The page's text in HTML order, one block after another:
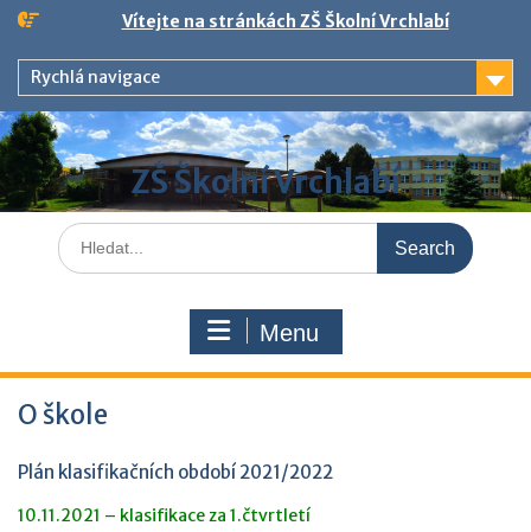
Skip
content
Vítejte na stránkách ZŠ Školní Vrchlabí
Rychlá navigace
ZŠ Školní Vrchlabí
Search
for:
Menu
O škole
Plán klasifikačních období 2021/2022
10.11.2021 – klasifikace za 1.čtvrtletí